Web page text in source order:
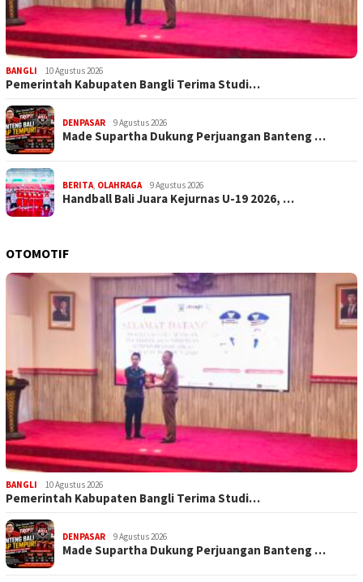
BANGLI 10 Agustus 2026
Pemerintah Kabupaten Bangli Terima Studi…
DENPASAR 9 Agustus 2026
Made Supartha Dukung Perjuangan Banteng …
BERITA, OLAHRAGA 9 Agustus 2026
Handball Bali Juara Kejurnas U-19 2026, …
OTOMOTIF
BANGLI 10 Agustus 2026
Pemerintah Kabupaten Bangli Terima Studi…
DENPASAR 9 Agustus 2026
Made Supartha Dukung Perjuangan Banteng …